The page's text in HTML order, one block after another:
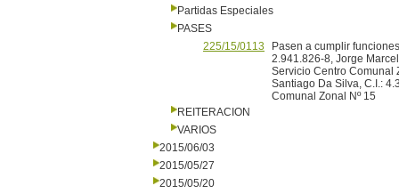
Partidas Especiales
PASES
225/15/0113
Pasen a cumplir
2.941.826-8, Jorge
Servicio Centro Comunal
Santiago Da Silva, C.I.:
Comunal Zonal Nº 15
REITERACION
VARIOS
2015/06/03
2015/05/27
2015/05/20